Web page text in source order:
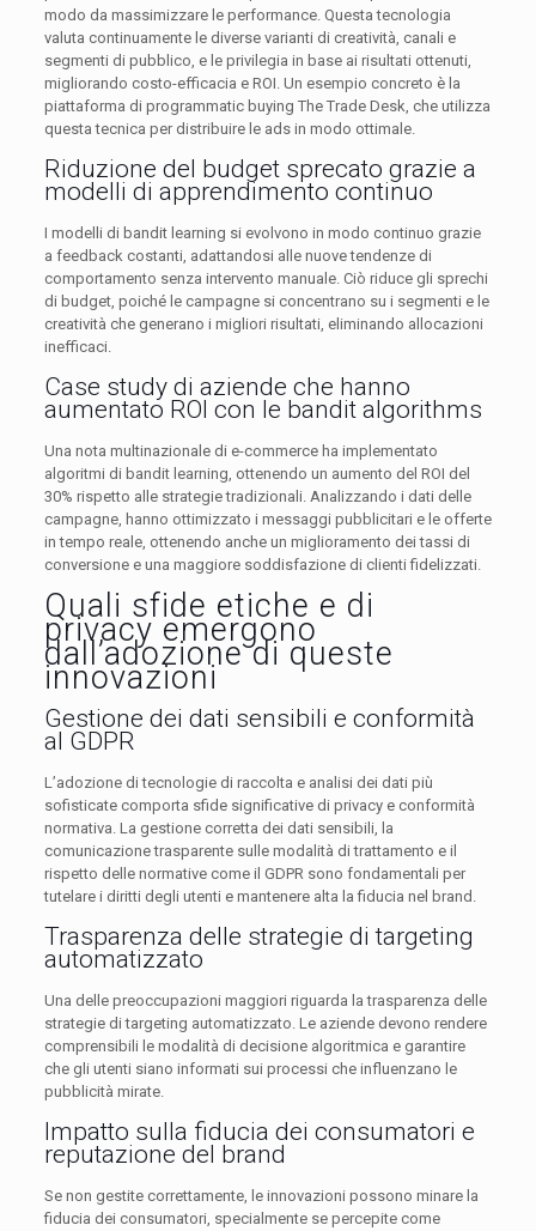
modo da massimizzare le performance. Questa tecnologia
valuta continuamente le diverse varianti di creatività, canali e
segmenti di pubblico, e le privilegia in base ai risultati ottenuti,
migliorando costo-efficacia e ROI. Un esempio concreto è la
piattaforma di programmatic buying The Trade Desk, che utilizza
questa tecnica per distribuire le ads in modo ottimale.
Riduzione del budget sprecato grazie a
modelli di apprendimento continuo
I modelli di bandit learning si evolvono in modo continuo grazie
a feedback costanti, adattandosi alle nuove tendenze di
comportamento senza intervento manuale. Ciò riduce gli sprechi
di budget, poiché le campagne si concentrano su i segmenti e le
creatività che generano i migliori risultati, eliminando allocazioni
inefficaci.
Case study di aziende che hanno
aumentato ROI con le bandit algorithms
Una nota multinazionale di e-commerce ha implementato
algoritmi di bandit learning, ottenendo un aumento del ROI del
30% rispetto alle strategie tradizionali. Analizzando i dati delle
campagne, hanno ottimizzato i messaggi pubblicitari e le offerte
in tempo reale, ottenendo anche un miglioramento dei tassi di
conversione e una maggiore soddisfazione di clienti fidelizzati.
Quali sfide etiche e di
privacy emergono
dall’adozione di queste
innovazioni
Gestione dei dati sensibili e conformità
al GDPR
L’adozione di tecnologie di raccolta e analisi dei dati più
sofisticate comporta sfide significative di privacy e conformità
normativa. La gestione corretta dei dati sensibili, la
comunicazione trasparente sulle modalità di trattamento e il
rispetto delle normative come il GDPR sono fondamentali per
tutelare i diritti degli utenti e mantenere alta la fiducia nel brand.
Trasparenza delle strategie di targeting
automatizzato
Una delle preoccupazioni maggiori riguarda la trasparenza delle
strategie di targeting automatizzato. Le aziende devono rendere
comprensibili le modalità di decisione algoritmica e garantire
che gli utenti siano informati sui processi che influenzano le
pubblicità mirate.
Impatto sulla fiducia dei consumatori e
reputazione del brand
Se non gestite correttamente, le innovazioni possono minare la
fiducia dei consumatori, specialmente se percepite come